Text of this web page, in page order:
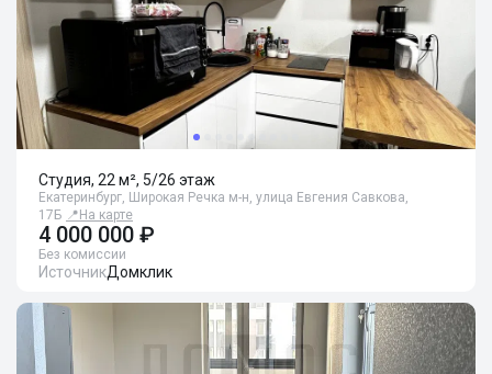
Студия, 22 м², 5/26 этаж
Екатеринбург, Широкая Речка м-н, улица Евгения Савкова,
17Б 📍 На карте
4 000 000 ₽
Без комиссии
ИсточникДомклик